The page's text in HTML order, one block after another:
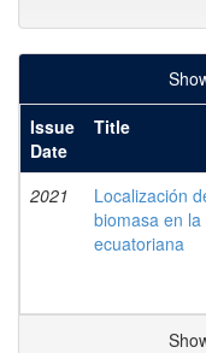
Issue
Date
Title
2021
Localización
biomasa en la
ecuatoriana